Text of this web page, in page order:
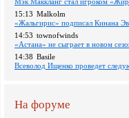
15:13 Malkolm
«Жальгирис» подписал Кинана
14:53 townofwinds
«Астана» не сыграет в новом
14:38 Basile
Всеволод Ищенко проведет
На форуме